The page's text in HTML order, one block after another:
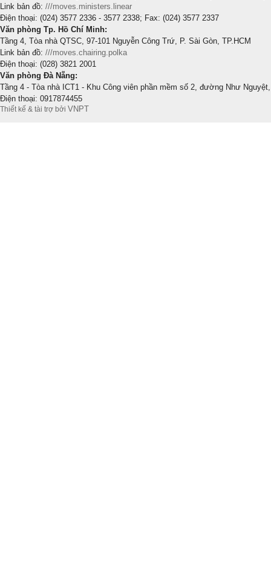
Link bản đồ: ///moves.ministers.linear
Điện thoại: (024) 3577 2336 - 3577 2338; Fax: (024) 3577 2337
Văn phòng Tp. Hồ Chí Minh:
Tầng 4, Tòa nhà QTSC, 97-101 Nguyễn Công Trứ, P. Sài Gòn, TP.HCM
Link bản đồ: ///moves.chairing.polka
Điện thoại: (028) 3821 2001
Văn phòng Đà Nẵng:
Tầng 4 - Tòa nhà ICT1 - Khu Công viên phần mềm số 2, đường Như
Điện thoại: 0917874455
Thiết kế & tài trợ bởi VNPT